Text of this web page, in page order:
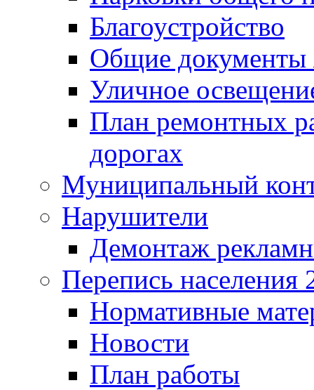
Благоустройство
Общие
Уличное
План ремонтных
дорогах
Муниципальный
Нарушители
Демонтаж
Перепись населения
Нормативные
Новости
План работы